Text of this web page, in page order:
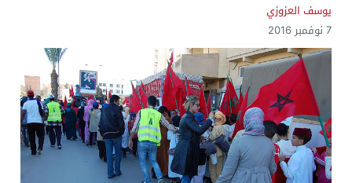
يوسف العزوزي
7 نوفمبر 2016